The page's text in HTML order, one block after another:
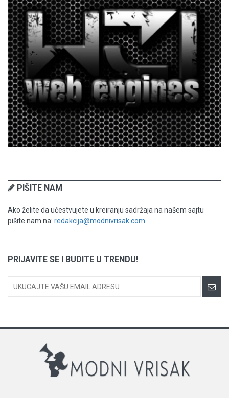
PIŠITE NAM
Ako želite da učestvujete u kreiranju sadržaja na našem sajtu
pišite nam na: redakcija@modnivrisak.com
PRIJAVITE SE I BUDITE U TRENDU!